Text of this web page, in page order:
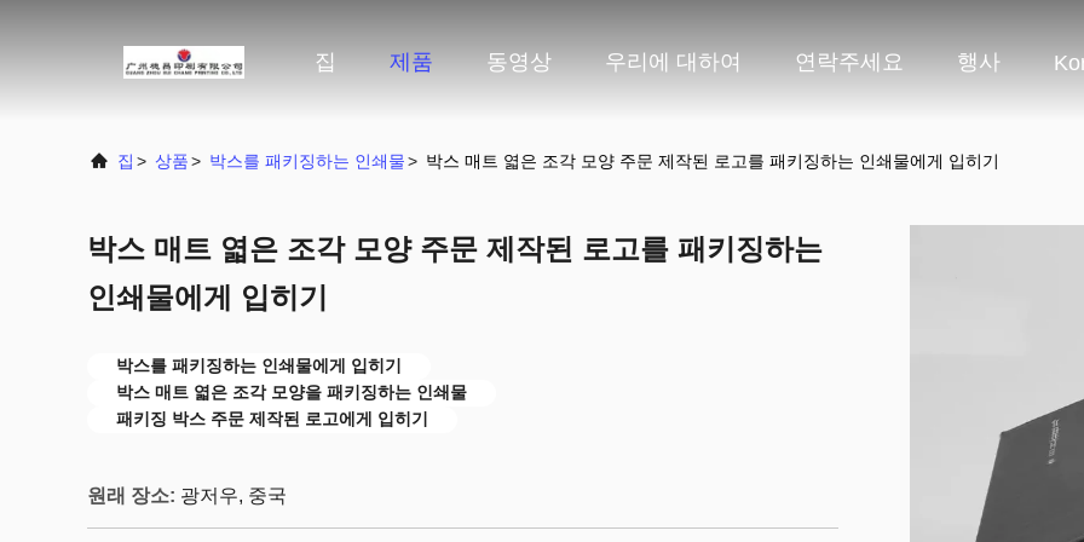
집 제품 동영상 우리에 대하여 연락주세요 행사
집 > 상품> 박스를 패키징하는 인쇄물> 박스 매트 엷은 조각 모양 주문 제작된 로고를 패키징하는 인쇄물에게 입히기
박스 매트 엷은 조각 모양 주문 제작된 로고를 패키징하는
인쇄물에게 입히기
박스를 패키징하는 인쇄물에게 입히기
박스 매트 엷은 조각 모양을 패키징하는 인쇄물
패키징 박스 주문 제작된 로고에게 입히기
원래 장소: 광저우, 중국